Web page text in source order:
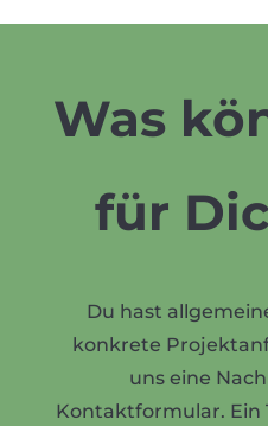
Was
für
Du hast
konkrete
uns eine
Kontaktformular. Ein